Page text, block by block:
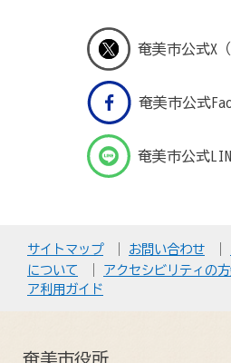
奄美市公式X
奄美市公式
奄美市公式
サイトマップ お問い合わせ
について
アクセシビリティの
ア利用ガイド
奄美市役所